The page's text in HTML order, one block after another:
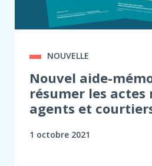
NOUVELLE
Nouvel aide-
résumer les actes
agents et
1 octobre 2021